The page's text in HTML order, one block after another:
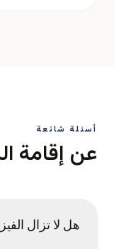
أسئلة شائعة
عن إقامة
هل لا تزال